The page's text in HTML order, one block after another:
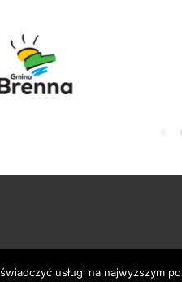
usługi na najwyższym